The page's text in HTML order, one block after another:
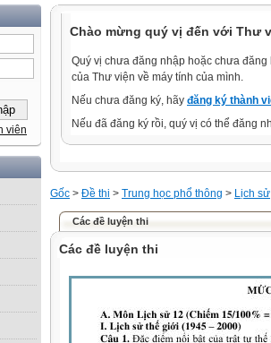
viên
Chào mừng quý vị đến với Thư
Quý vị chưa đăng nhập hoặc chưa
của Thư viện về máy tính của mình.
Nếu chưa đăng ký, hãy đăng ký thành
Nếu đã đăng ký rồi, quý vị có thể đăng
Gốc > Đề thi > Trung học phổ thông > Lịch sử
Các đề luyện thi
Các đề luyện thi